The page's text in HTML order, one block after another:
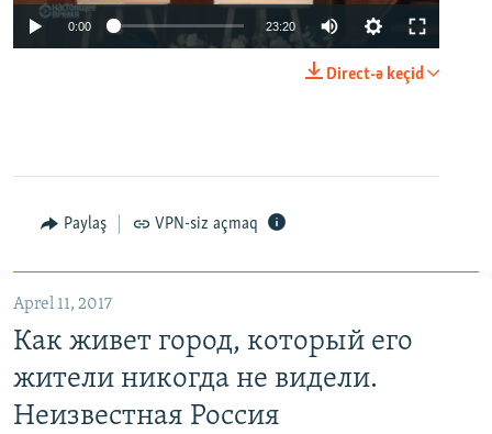
0:00 23:20
Direct-ə keçid
Paylaş VPN-siz açmaq
Aprel 11, 2017
Как живет город, который его
жители никогда не видели.
Неизвестная Россия